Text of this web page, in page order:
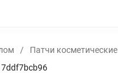
/
Патчи косметические
7ddf7bcb96